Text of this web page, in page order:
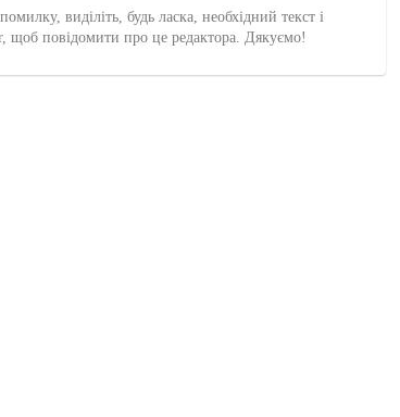
виділіть, будь ласка, необхідний текст і
щоб повідомити про це редактора. Дякуємо!